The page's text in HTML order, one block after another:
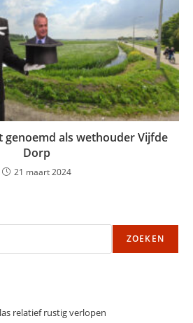
genoemd als wethouder Vijfde
Dorp
21 maart 2024
ZOEKEN
relatief rustig verlopen